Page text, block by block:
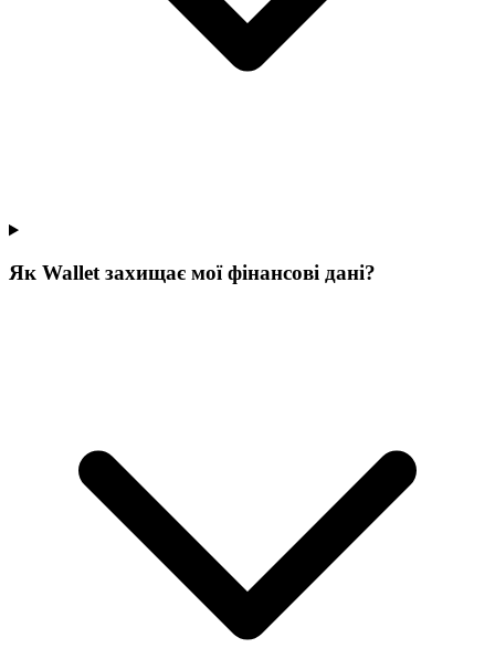
Як Wallet захищає мої фінансові дані?